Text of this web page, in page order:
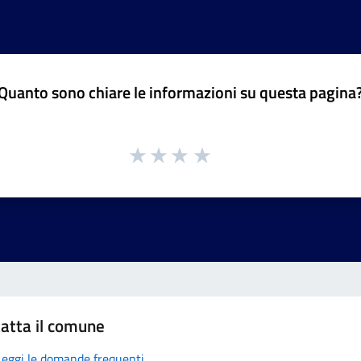
sono chiare le informazioni su questa
il comune